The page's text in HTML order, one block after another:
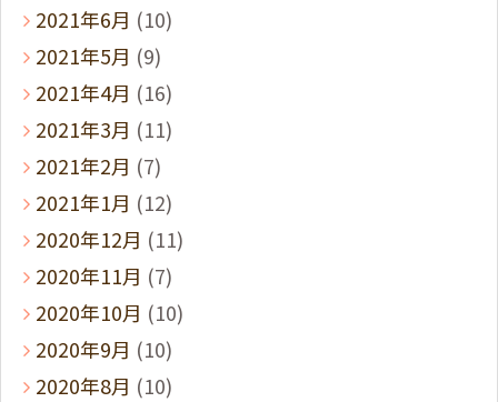
2021年6月 (10)
2021年5月 (9)
2021年4月 (16)
2021年3月 (11)
2021年2月 (7)
2021年1月 (12)
2020年12月 (11)
2020年11月 (7)
2020年10月 (10)
2020年9月 (10)
2020年8月 (10)